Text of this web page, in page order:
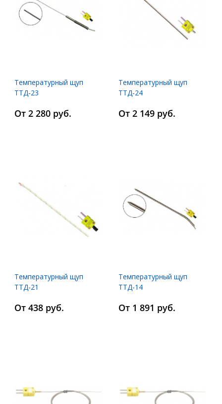
Температурный щуп
ТТД-23
От 2 280 руб.
Температурный щуп
ТТД-24
От 2 149 руб.
Температурный щуп
ТТД-21
От 438 руб.
Температурный щуп
ТТД-14
От 1 891 руб.